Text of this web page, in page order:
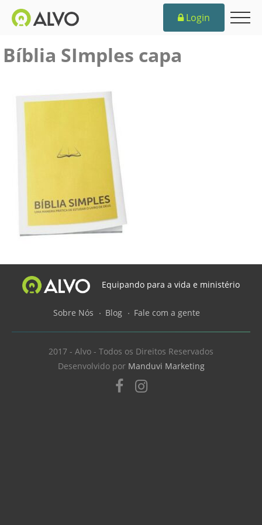
Login
Bíblia SImples capa
Equipando para a vida e ministério
Sobre Nós Blog Fale com a gente
2017 - Alvo - Todos os Direitos Reservados
Desenvolvido por Manduvi Marketing